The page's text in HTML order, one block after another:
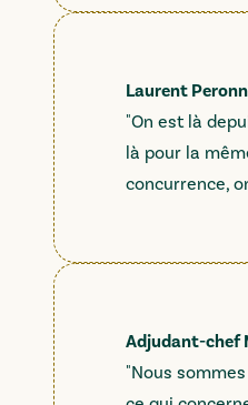
Laurent
"On est là
là pour la
concurrence,
Adjudant-chef
"Nous